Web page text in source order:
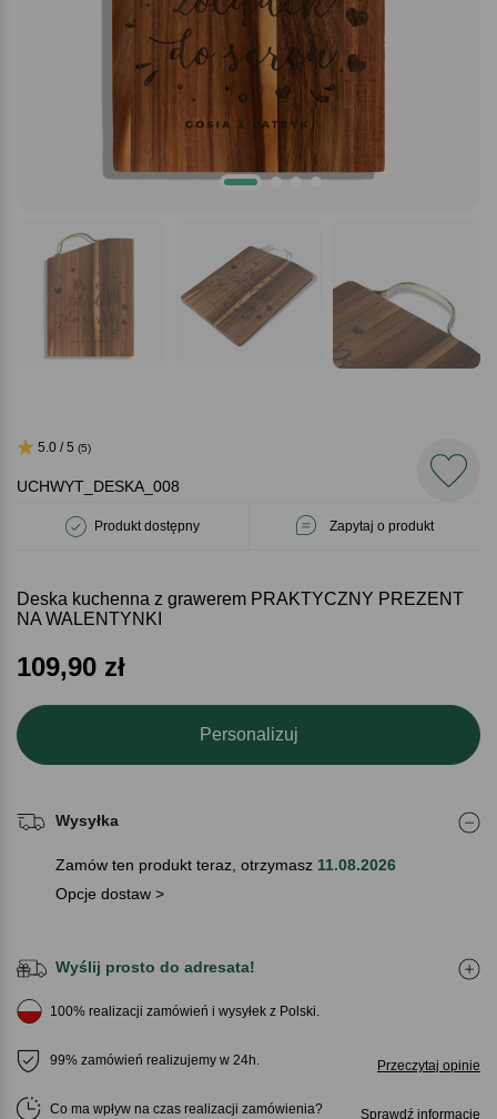
UCHWYT_DESKA_008
Produkt dostępny Zapytaj o produkt
5.0 / 5 (5)
Deska kuchenna z grawerem PRAKTYCZNY PREZENT
NA WALENTYNKI
109,90 zł
Personalizuj
Wysyłka
Zamów ten produkt teraz, otrzymasz 11.08.2026
Opcje dostaw >
Wyślij prosto do adresata!
100% realizacji zamówień i wysyłek z Polski.
99% zamówień realizujemy w 24h. Przeczytaj opinie
Co ma wpływ na czas realizacji zamówienia Sprawdź informacje